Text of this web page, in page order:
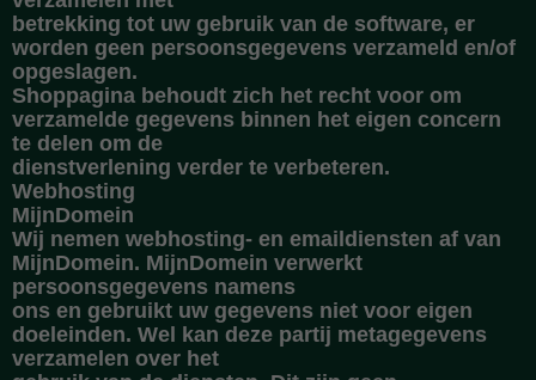
betrekking tot uw gebruik van de software, er
worden geen persoonsgegevens verzameld en/of
opgeslagen.
Shoppagina behoudt zich het recht voor om
verzamelde gegevens binnen het eigen concern
te delen om de
dienstverlening verder te verbeteren.
Webhosting
MijnDomein
Wij nemen webhosting- en emaildiensten af van
MijnDomein. MijnDomein verwerkt
persoonsgegevens namens
ons en gebruikt uw gegevens niet voor eigen
doeleinden. Wel kan deze partij metagegevens
verzamelen over het